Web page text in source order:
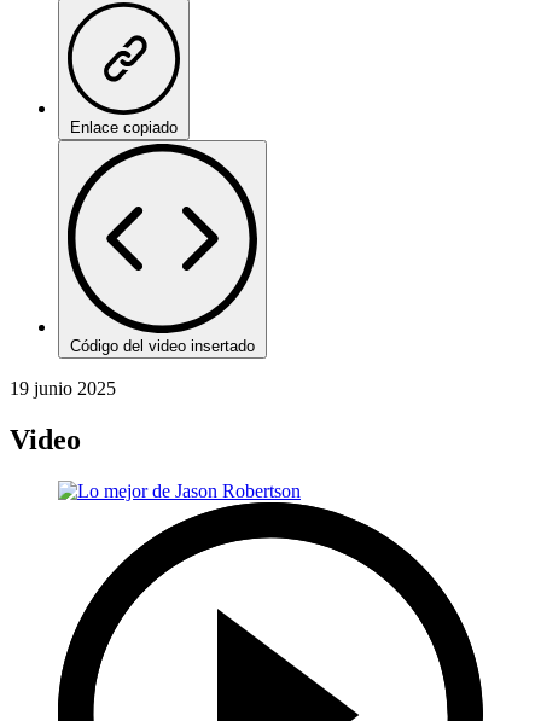
Enlace copiado
Código del video insertado
19 junio 2025
Video